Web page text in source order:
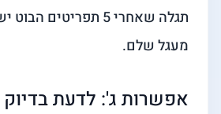
תגלה שאחרי 5
מעגל שלם.
אפשרות ג': לדעת